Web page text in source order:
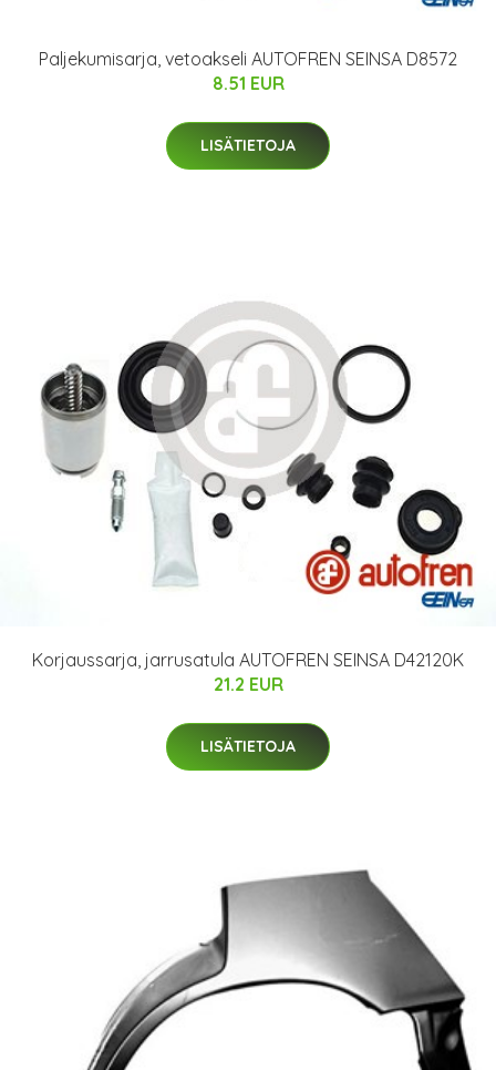
Paljekumisarja, vetoakseli AUTOFREN SEINSA D8572
8.51 EUR
LISÄTIETOJA
Korjaussarja, jarrusatula AUTOFREN SEINSA D42120K
21.2 EUR
LISÄTIETOJA